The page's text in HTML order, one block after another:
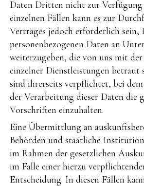
Daten Dritten nicht zur
einzelnen Fällen kann es zur
Vertrages jedoch erforderlich sein,
personenbezogenen Daten an
weiterzugeben, die von uns mit
einzelner Dienstleistungen
sind ihrerseits verpflichtet, bei
der Verarbeitung dieser Daten die
Vorschriften einzuhalten.
Eine Übermittlung an
Behörden und staatliche
im Rahmen der gesetzlichen
im Falle einer hierzu
Entscheidung. In diesen Fällen